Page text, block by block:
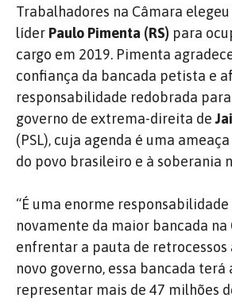
Trabalhadores na Câmara
líder Paulo Pimenta (RS) para
cargo em 2019. Pimenta
confiança da bancada petista e
responsabilidade redobrada
governo de extrema-direita de
(PSL), cuja agenda é uma
do povo brasileiro e à soberania
“É uma enorme
novamente da maior bancada na
enfrentar a pauta de retrocessos
novo governo, essa bancada terá
representar mais de 47 milhões